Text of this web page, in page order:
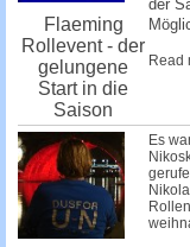
Flaeming
Rollevent - der
gelungene
Start in die
Saison
der
Read
Es